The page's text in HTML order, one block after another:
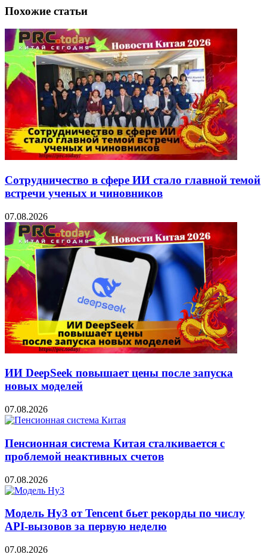
Похожие статьи
Сотрудничество в сфере ИИ стало главной темой
встречи ученых и чиновников
07.08.2026
ИИ DeepSeek повышает цены после запуска
новых моделей
07.08.2026
Пенсионная система Китая сталкивается с
проблемой неактивных счетов
07.08.2026
Модель Hy3 от Tencent бьет рекорды по числу
API-вызовов за первую неделю
07.08.2026